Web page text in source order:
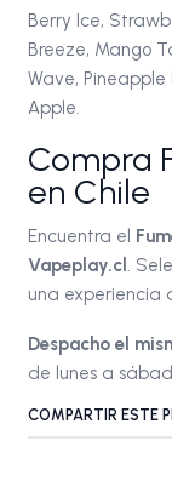
Berry Ice,
Breeze, Mango
Wave, Pineapple
Apple.
Compra
en Chile
Encuentra el
Vapeplay.cl .
una experiencia
Despacho el
de lunes a
COMPARTIR ESTE